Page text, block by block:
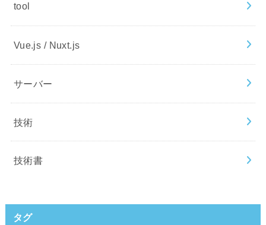
tool
Vue.js / Nuxt.js
サーバー
技術
技術書
タグ